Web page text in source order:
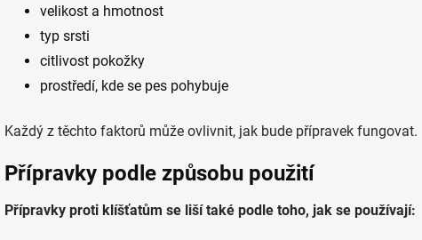
velikost a hmotnost
typ srsti
citlivost pokožky
prostředí, kde se pes pohybuje
Každý z těchto faktorů může ovlivnit, jak bude přípravek fungovat.
Přípravky podle způsobu použití
Přípravky proti klíšťatům se liší také podle toho, jak se používají: